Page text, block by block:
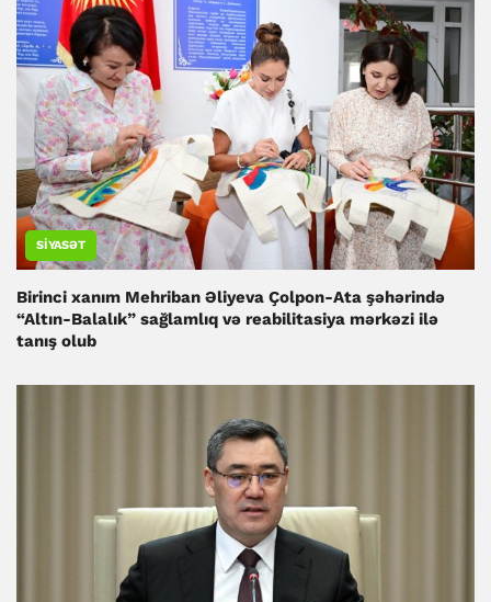
SIYASƏT
Birinci xanım Mehriban Əliyeva Çolpon-Ata şəhərində
“Altın-Balalık” sağlamlıq və reabilitasiya mərkəzi ilə
tanış olub